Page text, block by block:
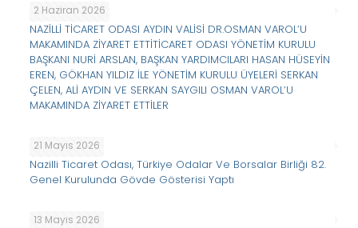
2 Haziran 2026
NAZİLLİ TİCARET ODASI AYDIN VALİSİ DR.OSMAN VAROL’U
MAKAMINDA ZİYARET ETTİTİCARET ODASI YÖNETİM KURULU
BAŞKANI NURİ ARSLAN, BAŞKAN YARDIMCILARI HASAN HÜSEYİN
EREN, GÖKHAN YILDIZ İLE YÖNETİM KURULU ÜYELERİ SERKAN
ÇELEN, ALİ AYDIN VE SERKAN SAYGILI OSMAN VAROL’U
MAKAMINDA ZİYARET ETTİLER
21 Mayıs 2026
Nazilli Ticaret Odası, Türkiye Odalar Ve Borsalar Birliği 82.
Genel Kurulunda Gövde Gösterisi Yaptı
13 Mayıs 2026